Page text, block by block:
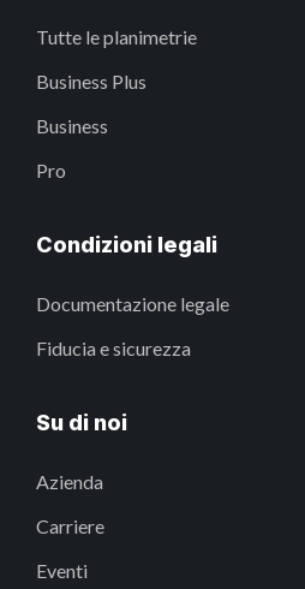
Tutte le planimetrie
Business Plus
Business
Pro
Condizioni legali
Documentazione legale
Fiducia e sicurezza
Su di noi
Azienda
Carriere
Eventi